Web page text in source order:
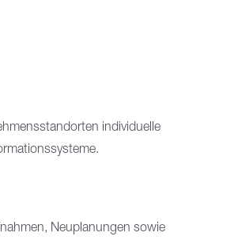
individuelle
Neuplanungen sowie